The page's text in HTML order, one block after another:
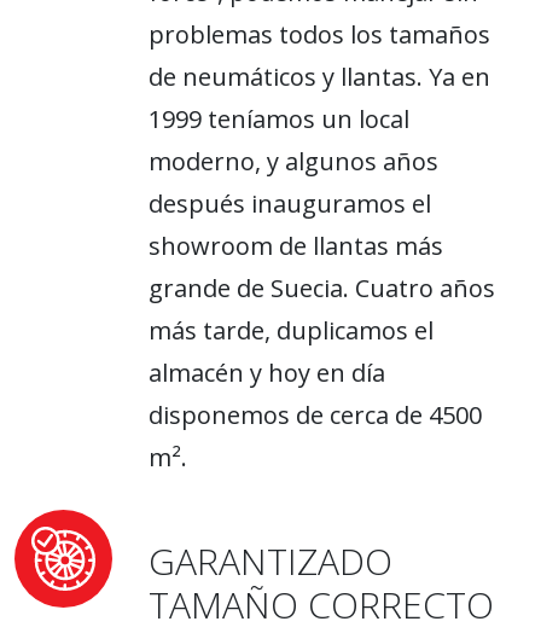
problemas todos los tamaños
de neumáticos y llantas. Ya en
1999 teníamos un local
moderno, y algunos años
después inauguramos el
showroom de llantas más
grande de Suecia. Cuatro años
más tarde, duplicamos el
almacén y hoy en día
disponemos de cerca de 4500
m².
GARANTIZADO
TAMAÑO CORRECTO